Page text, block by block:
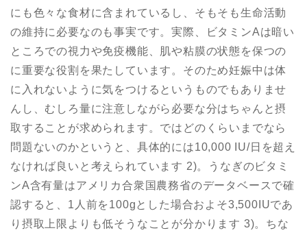
にも色々な食材に含まれているし、そもそも生命活動
の維持に必要なのも事実です。実際、ビタミンAは暗い
ところでの視力や免疫機能、肌や粘膜の状態を保つの
に重要な役割を果たしています。そのため妊娠中は体
に入れないように気をつけるというものでもありませ
んし、むしろ量に注意しながら必要な分はちゃんと摂
取することが求められます。ではどのくらいまでなら
問題ないのかというと、具体的には10,000 IU/日を超え
なければ良いと考えられています 2)。うなぎのビタミ
ンA含有量はアメリカ合衆国農務省のデータベースで確
認すると、1人前を100gとした場合およそ3,500IUであ
り摂取上限よりも低そうなことが分かります 3)。ちな